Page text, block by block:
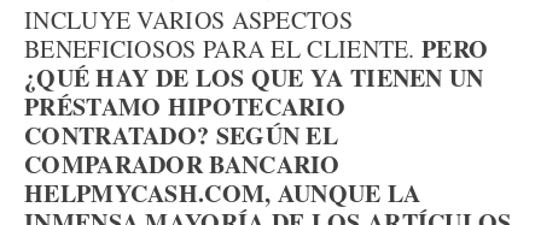
INCLUYE VARIOS ASPECTOS
BENEFICIOSOS PARA EL CLIENTE. PERO
¿QUÉ HAY DE LOS QUE YA TIENEN UN
PRÉSTAMO HIPOTECARIO
CONTRATADO? SEGÚN EL
COMPARADOR BANCARIO
HELPMYCASH.COM, AUNQUE LA